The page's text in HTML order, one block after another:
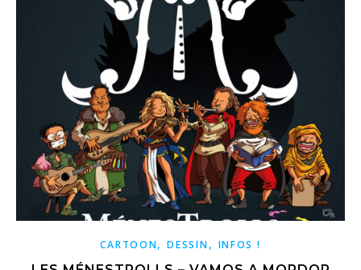
CARTOON,DESSIN, INFOS !